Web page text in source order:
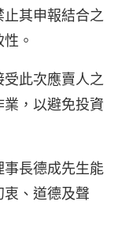
其申報結合之
。
此次應賣人之
，以避免投資
長德成先生能
、道德及聲